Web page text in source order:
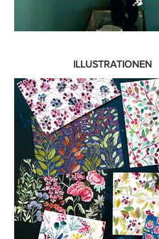
ILLUSTRATIONEN